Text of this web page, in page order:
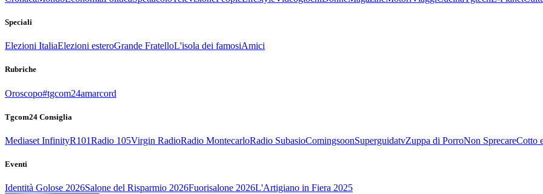
Speciali
Elezioni ItaliaElezioni esteroGrande FratelloL'isola dei famosiAmici
Rubriche
Oroscopo#tgcom24amarcord
Tgcom24 Consiglia
Mediaset InfinityR101Radio 105Virgin RadioRadio MontecarloRadio SubasioComingsoonSuperguidatvZuppa di PorroNon SprecareCotto
Eventi
Identità Golose 2026Salone del Risparmio 2026Fuorisalone 2026L'Artigiano in Fiera 2025